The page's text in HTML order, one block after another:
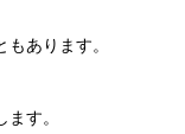
あります。
す。